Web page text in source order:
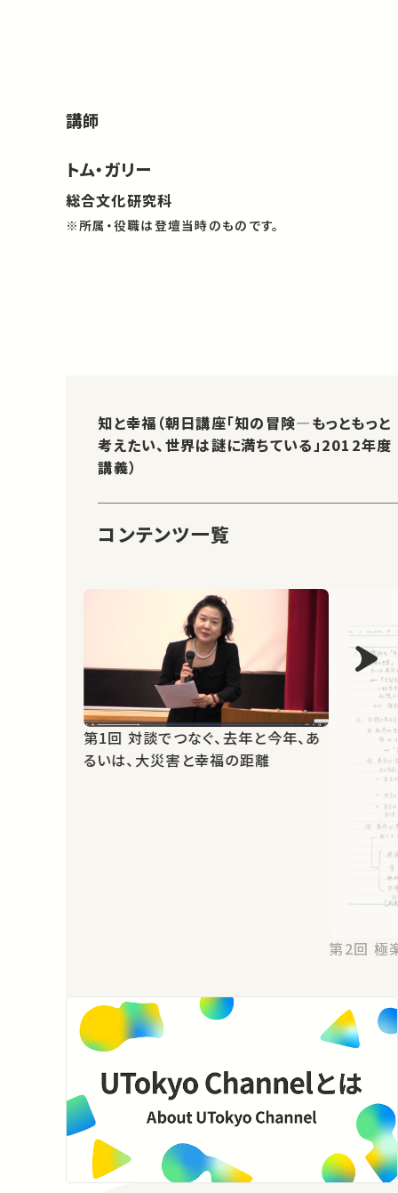
講師
トム・ガリー
総合文化研究科
※所属・役職は登壇当時のものです。
知と幸福（朝日講座「知の冒険—もっともっと
考えたい、世界は謎に満ちている」2012年度
講義）
コンテンツ一覧
第1回 対談でつなぐ、去年と今年、あ
るいは、大災害と幸福の距離
第2